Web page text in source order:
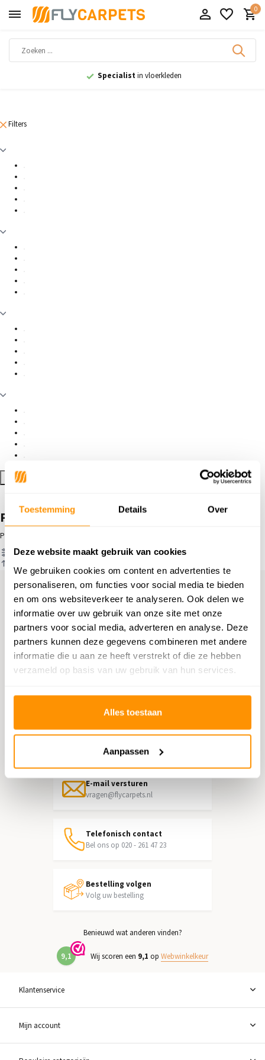
Toestemming Details Over
Deze website maakt gebruik van cookies
We gebruiken cookies om content en advertenties te
personaliseren, om functies voor social media te bieden
en om ons websiteverkeer te analyseren. Ook delen we
informatie over uw gebruik van onze site met onze
partners voor social media, adverteren en analyse. Deze
partners kunnen deze gegevens combineren met andere
informatie die u aan ze heeft verstrekt of die ze hebben
verzameld op basis van uw gebruik van hun services.
Alles toestaan
Aanpassen
0
Specialistin vloerkleden
Filters
Filter toepassen
Producten getagd met Aura
Producten
Filter
Hulp nodig?
Neem contact op met onze
klantenservice
Informatie over het terugsturen
Chat direct
E-mail versturen
vragen@flycarpets.nl
Telefonisch contact
Bel ons op 020 - 261 47 23
Bestelling volgen
Volg uw bestelling
Benieuwd wat anderen vinden?
9,1 Wij scoren een 9,1 op Webwinkelkeur
Klantenservice
Mijn account